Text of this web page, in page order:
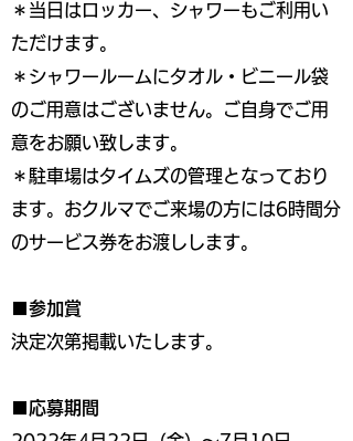
＊当日はロッカー、シャワーもご利用い
ただけます。
＊シャワールームにタオル・ビニール袋
のご用意はございません。ご自身でご用
意をお願い致します。
＊駐車場はタイムズの管理となっており
ます。おクルマでご来場の方には6時間分
のサービス券をお渡しします。
■参加賞
決定次第掲載いたします。
■応募期間